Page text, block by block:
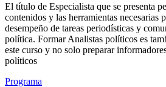
El título de Especialista que se presenta
contenidos y las herramientas necesarias
desempeño de tareas periodísticas y
política. Formar Analistas políticos es
este curso y no solo preparar
políticos
Programa